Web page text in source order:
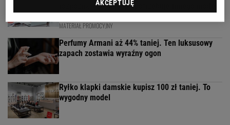
rozpoznać, że dziecko potrzebuje innego modelu
nauki?
MATERIAŁ PROMOCYJNY
Perfumy Armani aż 44% taniej. Ten luksusowy
zapach zostawia wyraźny ogon
Ryłko klapki damskie kupisz 100 zł taniej. To
wygodny model
AKCEPTUJĘ